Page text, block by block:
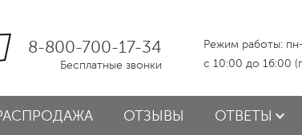
8-800-700-17-34
Бесплатные звонки
Режим работы:
с 10:00 до 16:00
ОТЗЫВЫ ОТВЕТЫ